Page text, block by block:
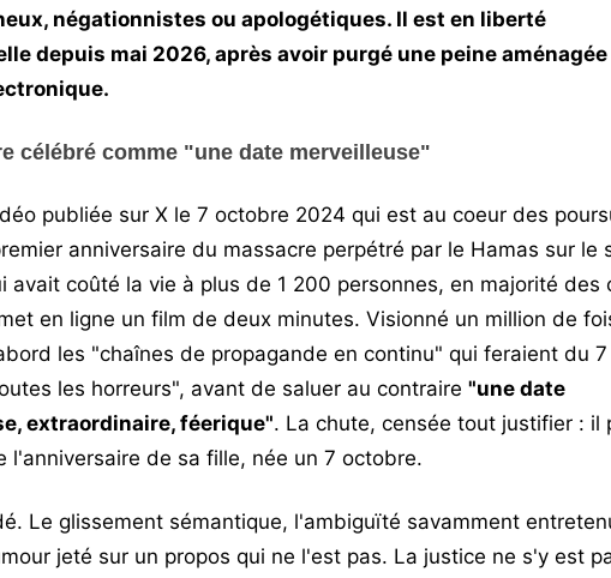
négationnistes ou apologétiques. Il est en liberté
depuis mai 2026, après avoir purgé une peine aménagée
célébré comme "une date merveilleuse"
publiée sur X le 7 octobre 2024 qui est au coeur des
anniversaire du massacre perpétré par le Hamas sur le
avait coûté la vie à plus de 1 200 personnes, en majorité des
en ligne un film de deux minutes. Visionné un million de
les "chaînes de propagande en continu" qui feraient du
les horreurs", avant de saluer au contraire "une date
extraordinaire, féerique". La chute, censée tout justifier : il
l'anniversaire de sa fille, née un 7 octobre.
Le glissement sémantique, l'ambiguïté savamment
jeté sur un propos qui ne l'est pas. La justice ne s'y est